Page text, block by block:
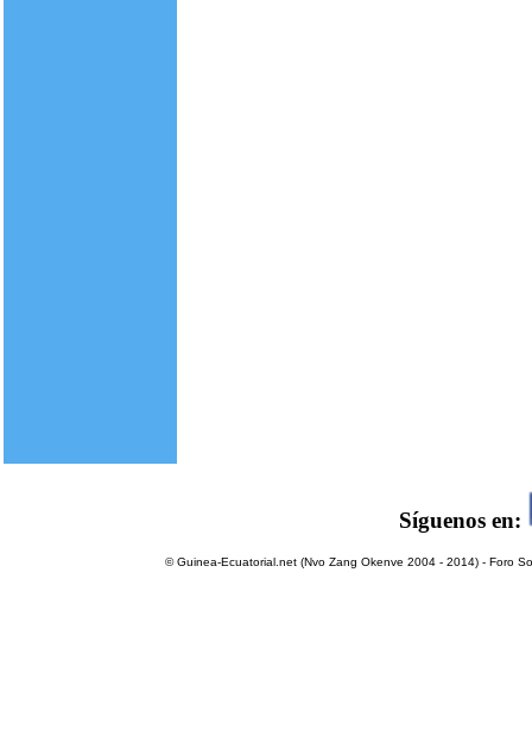
Síguenos en:
© Guinea-Ecuatorial.net (Nvo Zang Okenve 2004 - 2014) - Foro